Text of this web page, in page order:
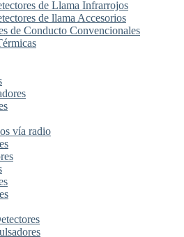
de Llama Infrarrojos
de llama Accesorios
de Conducto Convencionales
vía radio